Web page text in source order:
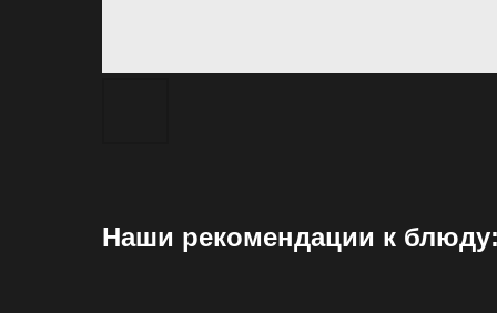
Наши рекомендации к